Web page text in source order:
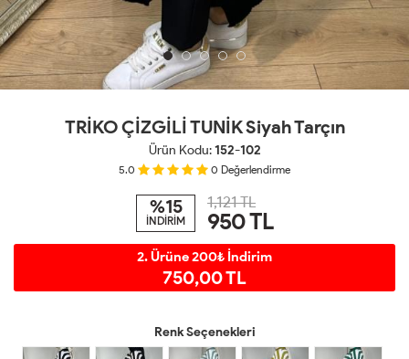
TRİKO ÇİZGİLİ TUNİK Siyah Tarçın
Ürün Kodu:152-102
5.0 0 Değerlendirme
%15
İNDİRİM
1,121 TL
950TL
2. Ürüne 200₺ İndirim
750,00 TL
Renk Seçenekleri